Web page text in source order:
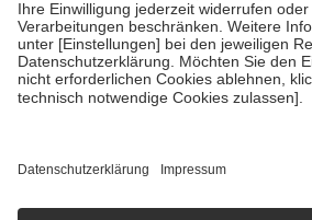
• Untersuchungen zur Vorsorge und
GKV getragen werden
• empfohlenen Schutzimpfungen
• Harn- und Blutteststreifen
getroffen, um sicherzustellen, dass es sich
https://help.etrusted.com/hc/de/articles/